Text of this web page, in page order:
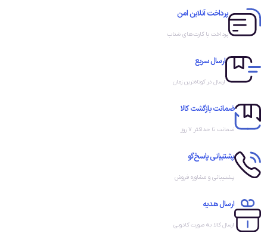
پرداخت آنلاین امن
پرداخت با کارت‌های شتاب
ارسال سریع
ارسال در کوتاه‌ترین زمان
ضمانت بازگشت کالا
ضمانت تا حداکثر ۷ روز
پشتیبانی پاسخ‌گو
پشتیبانی و مشاوره فروش
ارسال هدیه
ارسال کالا به صورت کادویی